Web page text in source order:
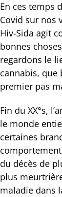
En ces temps
Covid sur nos
Hiv-Sida agit
bonnes
regardons le
cannabis, que
premier pas
Fin du XX°s,
le monde
certaines
du décès de
plus
maladie dans